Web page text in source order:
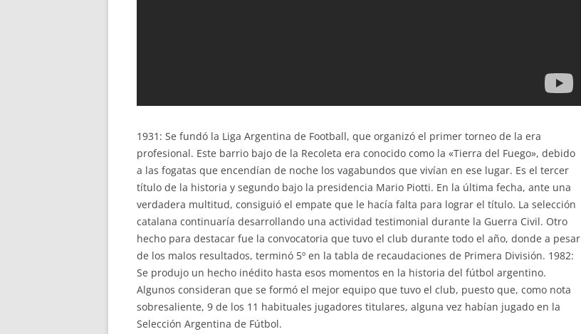
1931: Se fundó la Liga Argentina de Football, que organizó el primer torneo de la era
profesional. Este barrio bajo de la Recoleta era conocido como la «Tierra del Fuego», debido
a las fogatas que encendían de noche los vagabundos que vivían en ese lugar. Es el tercer
título de la historia y segundo bajo la presidencia Mario Piotti. En la última fecha, ante una
verdadera multitud, consiguió el empate que le hacía falta para lograr el título. La selección
catalana continuaría desarrollando una actividad testimonial durante la Guerra Civil. Otro
hecho para destacar fue la convocatoria que tuvo el club durante todo el año, donde a pesar
de los malos resultados, terminó 5º en la tabla de recaudaciones de Primera División. 1982:
Se produjo un hecho inédito hasta esos momentos en la historia del fútbol argentino.
Algunos consideran que se formó el mejor equipo que tuvo el club, puesto que, como nota
sobresaliente, 9 de los 11 habituales jugadores titulares, alguna vez habían jugado en la
Selección Argentina de Fútbol.